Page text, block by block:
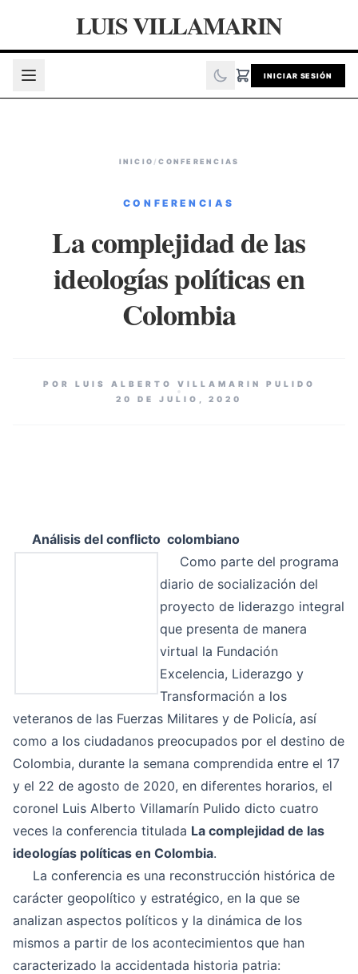
LUIS VILLAMARIN
INICIAR SESIÓN
INICIO /CONFERENCIAS
CONFERENCIAS
La complejidad de las
ideologías políticas en
Colombia
POR LUIS ALBERTO VILLAMARIN PULIDO
20 DE JULIO, 2020
Análisis del conflicto colombiano
Como parte del programa
diario de socialización del
proyecto de liderazgo integral
que presenta de manera
virtual la Fundación
Excelencia, Liderazgo y
Transformación a los
veteranos de las Fuerzas Militares y de Policía, así
como a los ciudadanos preocupados por el destino de
Colombia, durante la semana comprendida entre el 17
y el 22 de agosto de 2020, en diferentes horarios, el
coronel Luis Alberto Villamarín Pulido dicto cuatro
veces la conferencia titulada La complejidad de las
ideologías políticas en Colombia.
La conferencia es una reconstrucción histórica de
carácter geopolítico y estratégico, en la que se
analizan aspectos políticos y la dinámica de los
mismos a partir de los acontecimientos que han
caracterizado la accidentada historia patria: